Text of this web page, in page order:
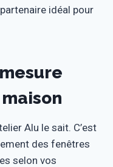
idéal pour
Alu le sait. C’est
des fenêtres
selon vos